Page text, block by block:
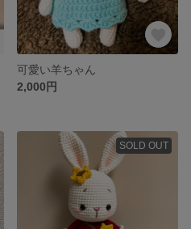
可愛い羊ちゃん
2,000円
SOLD OUT